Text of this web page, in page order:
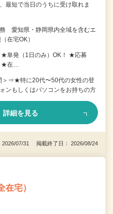
短で当日のうちに受け取れま
愛知県・静岡県内全域を含むエ
在宅OK）
★単発（1日のみ）OK！ ★応募
★在…
＞⇒★特に20代〜50代の女性の登
もしくはパソコンをお持ちの方
詳細を見る
2026/07/31 掲載終了日： 2026/08/24
宅）